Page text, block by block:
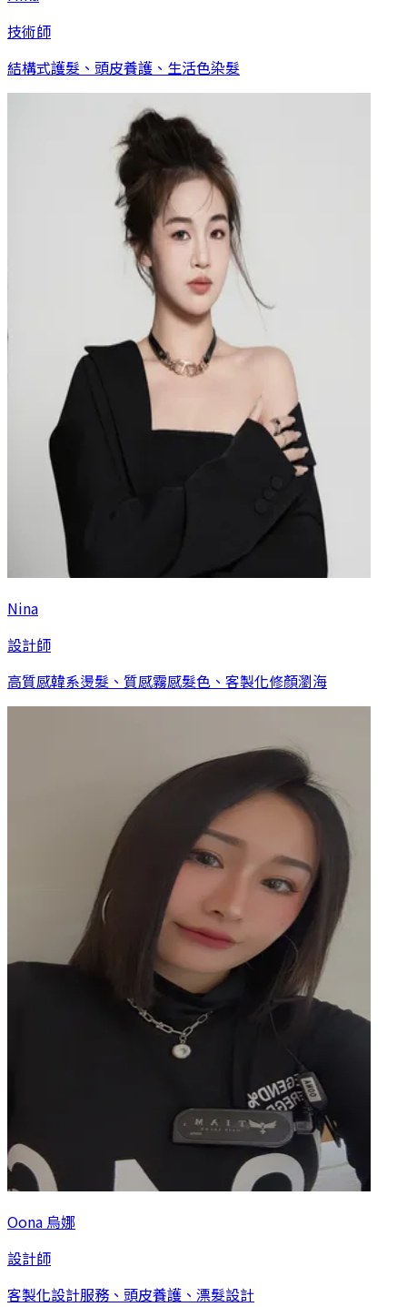
技術師
結構式護髮、頭皮養護、生活色染髮
Nina
設計師
高質感韓系燙髮、質感霧感髮色、客製化修顏瀏海
Oona 烏娜
設計師
客製化設計服務、頭皮養護、漂髮設計